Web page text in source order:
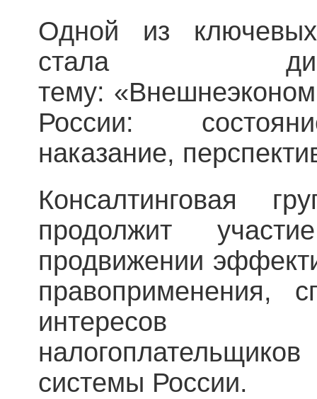
Одной из
стала
тему:
России:
наказание,
Консалтинговая
продолжит
продвижении
правоприменения,
интересов
системы России.